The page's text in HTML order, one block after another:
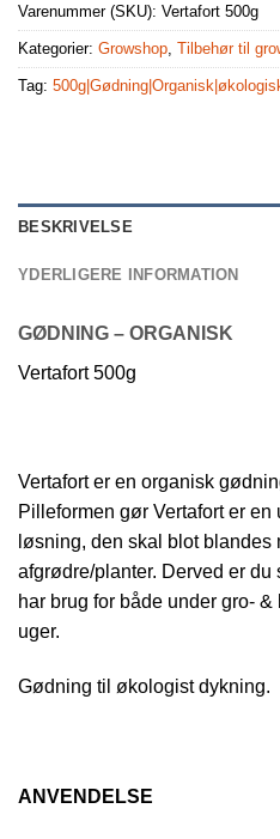
Varenummer (SKU): Vertafort 500g
Kategorier: Growshop Tilbehør til
Tag:
BESKRIVELSE
YDERLIGERE INFORMATION
GØDNING – ORGANISK
Vertafort 500g
Vertafort er en organisk
Pilleformen gør Vertafort er
løsning, den skal blot blandes
afgrødre/planter. Derved er
har brug for både under gro-
uger.
Gødning til økologist dykning.
ANVENDELSE